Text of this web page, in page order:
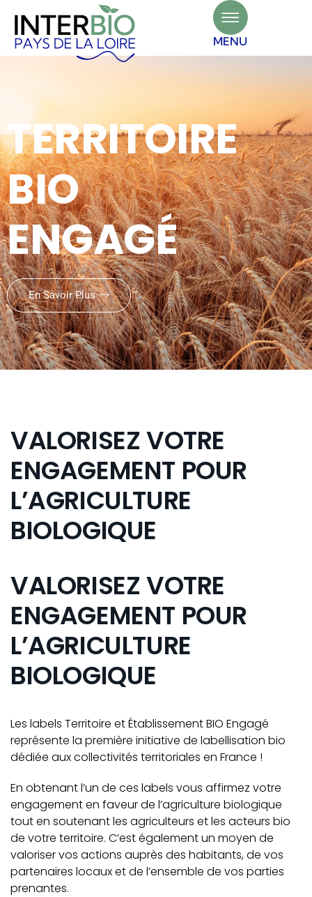
MENU
TERRITOIRE
BIO
ENGAGÉ
En Savoir Plus
VALORISEZ VOTRE
ENGAGEMENT POUR
L’AGRICULTURE
BIOLOGIQUE
VALORISEZ VOTRE
ENGAGEMENT POUR
L’AGRICULTURE
BIOLOGIQUE
Les labels Territoire et Établissement BIO Engagé
représente la première initiative de labellisation bio
dédiée aux collectivités territoriales en France !
En obtenant l’un de ces labels vous affirmez votre
engagement en faveur de l’agriculture biologique
tout en soutenant les agriculteurs et les acteurs bio
de votre territoire. C’est également un moyen de
valoriser vos actions auprès des habitants, de vos
partenaires locaux et de l’ensemble de vos parties
prenantes.
Panneau de gestion des cookies